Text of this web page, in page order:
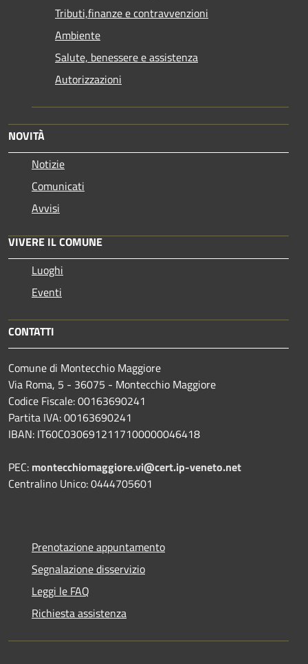
Tributi,finanze e contravvenzioni
Ambiente
Salute, benessere e assistenza
Autorizzazioni
NOVITÀ
Notizie
Comunicati
Avvisi
VIVERE IL COMUNE
Luoghi
Eventi
CONTATTI
Comune di Montecchio Maggiore
Via Roma, 5 - 36075 - Montecchio Maggiore
Codice Fiscale: 00163690241
Partita IVA: 00163690241
IBAN: IT60C0306912117100000046418
PEC: montecchiomaggiore.vi@cert.ip-veneto.net
Centralino Unico: 0444705601
Prenotazione appuntamento
Segnalazione disservizio
Leggi le FAQ
Richiesta assistenza